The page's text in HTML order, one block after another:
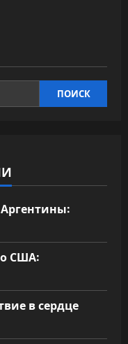
ПОИСК
США:
в сердце